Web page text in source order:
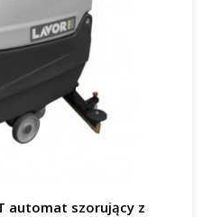
automat szorujący z